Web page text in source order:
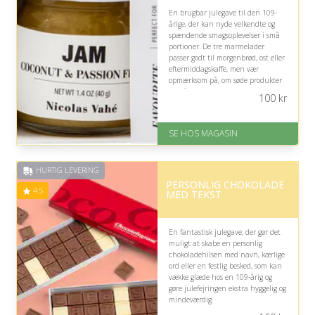
En brugbar julegave til den 109-
årige, der kan nyde velkendte og
spændende smagsoplevelser i små
portioner. De tre marmelader
passer godt til morgenbrød, ost eller
eftermiddagskaffe, men vær
opmærksom på, om søde produkter
indgår i modtagerens kost.
God Trustpilot rating på 4.1 ud
100kr
SE HOS MAGASIN
HURTIG LEVERING
4.5 PERSONLIG CHOKOLADE
MED TEKST
En fantastisk julegave, der gør det
muligt at skabe en personlig
chokoladehilsen med navn, kærlige
ord eller en festlig besked, som kan
vække glæde hos en 109-årig og
gøre julefejringen ekstra hyggelig og
mindeværdig.